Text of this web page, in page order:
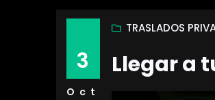
3
Oct
TRASLADOS
Llegar a